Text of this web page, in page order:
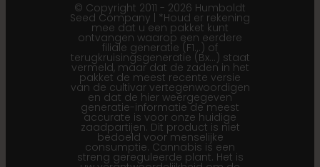
© Copyright 2011 - 2026 Humboldt
Seed Company | *Houd er rekening
mee dat u een pakket kunt
ontvangen waarop een eerdere
filiale generatie (F1…) of
terugkruisingsgeneratie (Bx…) staat
vermeld, maar dat de zaden in het
pakket de meest recente versie
van de cultivar vertegenwoordigen
en dat de hier weergegeven
generatie-informatie de meest
accurate is voor onze huidige
zaadpartijen. Dit product is niet
bedoeld voor menselijke
consumptie. Cannabis is een
streng gereguleerde plant. Het is